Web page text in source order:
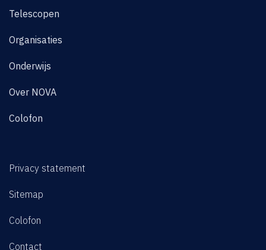
Telescopen
Organisaties
Onderwijs
Over NOVA
Colofon
Privacy statement
Sitemap
Colofon
Contact